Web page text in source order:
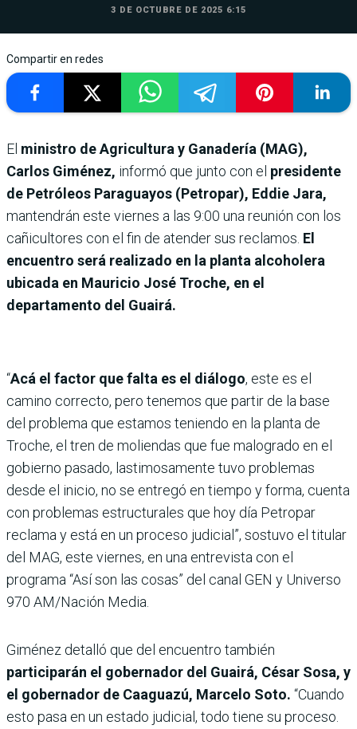
3 DE OCTUBRE DE 2025 6:15
Compartir en redes
El ministro de Agricultura y Ganadería (MAG),
Carlos Giménez, informó que junto con el presidente
de Petróleos Paraguayos (Petropar), Eddie Jara,
mantendrán este viernes a las 9:00 una reunión con los
cañicultores con el fin de atender sus reclamos. El
encuentro será realizado en la planta alcoholera
ubicada en Mauricio José Troche, en el
departamento del Guairá.
“Acá el factor que falta es el diálogo, este es el
camino correcto, pero tenemos que partir de la base
del problema que estamos teniendo en la planta de
Troche, el tren de moliendas que fue malogrado en el
gobierno pasado, lastimosamente tuvo problemas
desde el inicio, no se entregó en tiempo y forma, cuenta
con problemas estructurales que hoy día Petropar
reclama y está en un proceso judicial”, sostuvo el titular
del MAG, este viernes, en una entrevista con el
programa “Así son las cosas” del canal GEN y Universo
970 AM/Nación Media.
Giménez detalló que del encuentro también
participarán el gobernador del Guairá, César Sosa, y
el gobernador de Caaguazú, Marcelo Soto. “Cuando
esto pasa en un estado judicial, todo tiene su proceso.